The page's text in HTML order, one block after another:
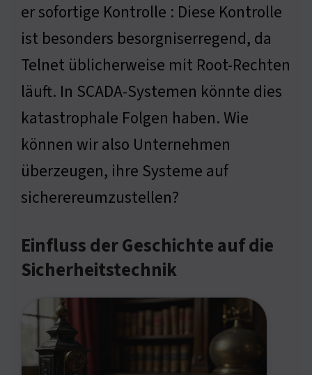
er sofortige Kontrolle : Diese Kontrolle
ist besonders besorgniserregend, da
Telnet üblicherweise mit Root-Rechten
läuft. In SCADA-Systemen könnte dies
katastrophale Folgen haben. Wie
können wir also Unternehmen
überzeugen, ihre Systeme auf
sicherereumzustellen?
Einfluss der Geschichte auf die
Sicherheitstechnik